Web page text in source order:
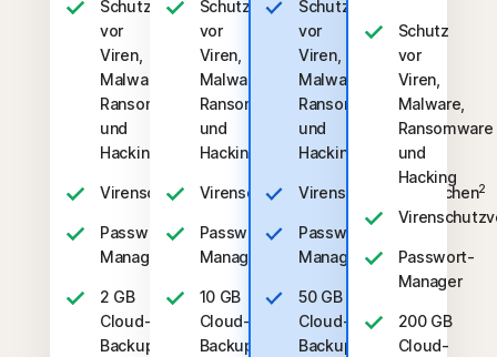
Schutz
vor
Viren,
Malware,
Ransomware
und
Hacking
Virenschutzversprechen2
Passwort-
Manager
2 GB
Cloud-
Backup
Schutz
vor
Viren,
Malware,
Ransomware
und
Hacking
Virenschutzversprechen
Passwort-
Manager
10 GB
Cloud-
Backup
Schutz
vor
Viren,
Malware,
Ransomware
und
Hacking
Virenschutzversprechen2
Passwort-
Manager
50 GB
Cloud-
Backup
Schutz
vor
Viren,
Malware,
Ransomware
und
Hacking
Passwort-
Manager
200 GB
Cloud-